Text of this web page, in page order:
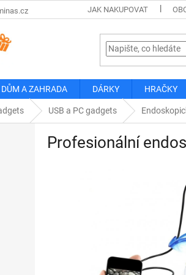
JAK NAKUPOVAT
DŮM A ZAHRADA DÁRKY HRAČKY
USB a PC gadgets
Profesionální